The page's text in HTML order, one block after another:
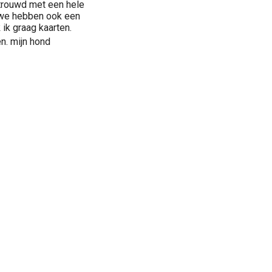
met een hele
hebben ook een
graag kaarten.
mijn hond